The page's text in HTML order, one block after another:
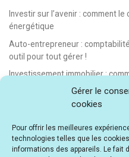
Gérer le
cookies
Pour offrir les meilleures
technologies telles que les
informations des appareils. Le fait
Investir sur l’avenir : comment
énergétique
Auto-entrepreneur :
outil pour tout gérer !
Investissement immobilier :
location saisonnière
E-learning : les meilleurs LMS
Idée de business en ligne
learning